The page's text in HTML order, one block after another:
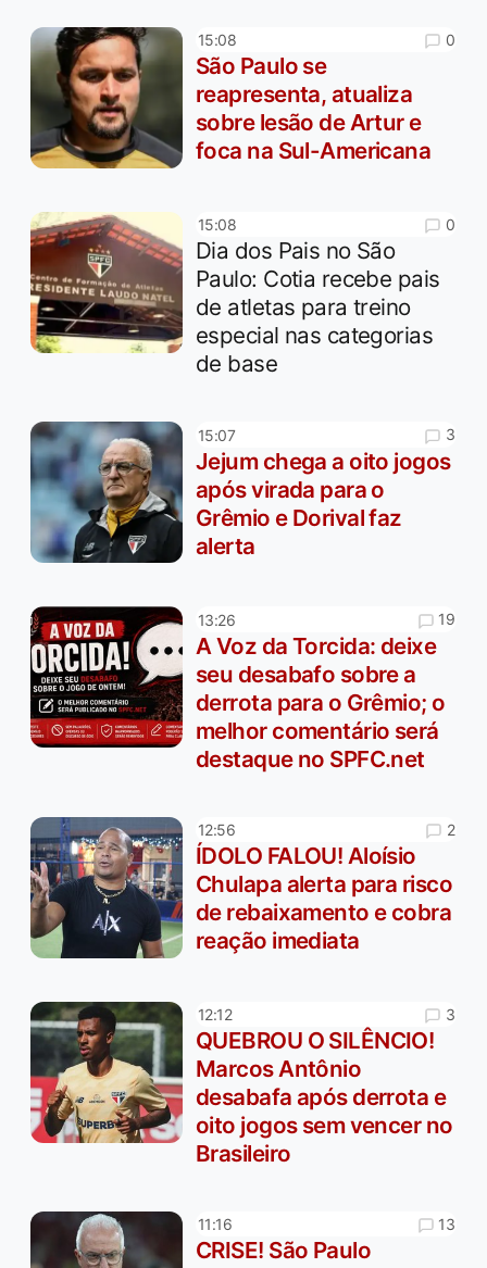
15:08 0
São Paulo se
reapresenta, atualiza
sobre lesão de Artur e
foca na Sul-Americana
15:08 0
Dia dos Pais no São
Paulo: Cotia recebe pais
de atletas para treino
especial nas categorias
de base
15:07 3
Jejum chega a oito jogos
após virada para o
Grêmio e Dorival faz
alerta
13:26 19
A Voz da Torcida: deixe
seu desabafo sobre a
derrota para o Grêmio; o
melhor comentário será
destaque no SPFC.net
12:56 2
ÍDOLO FALOU! Aloísio
Chulapa alerta para risco
de rebaixamento e cobra
reação imediata
12:12 3
QUEBROU O SILÊNCIO!
Marcos Antônio
desabafa após derrota e
oito jogos sem vencer no
Brasileiro
11:16 13
CRISE! São Paulo